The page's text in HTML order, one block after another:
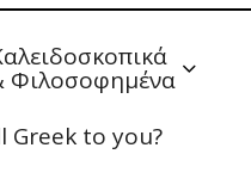
Φιλοσοφημένα
Greek to you?